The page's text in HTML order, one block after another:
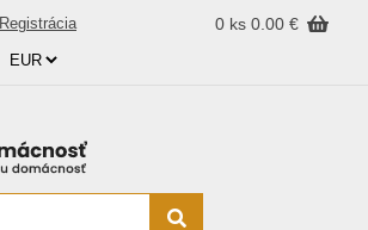
Registrácia 0 ks 0.00 €